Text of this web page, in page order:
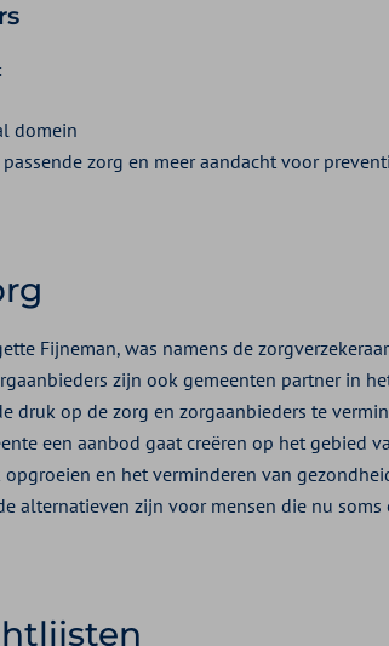
domein
zorg en meer aandacht voor
Fijneman, was namens de
zijn ook gemeenten partner in
druk op de zorg en zorgaanbieders te
een aanbod gaat creëren op het gebied
en het verminderen van
alternatieven zijn voor mensen die nu